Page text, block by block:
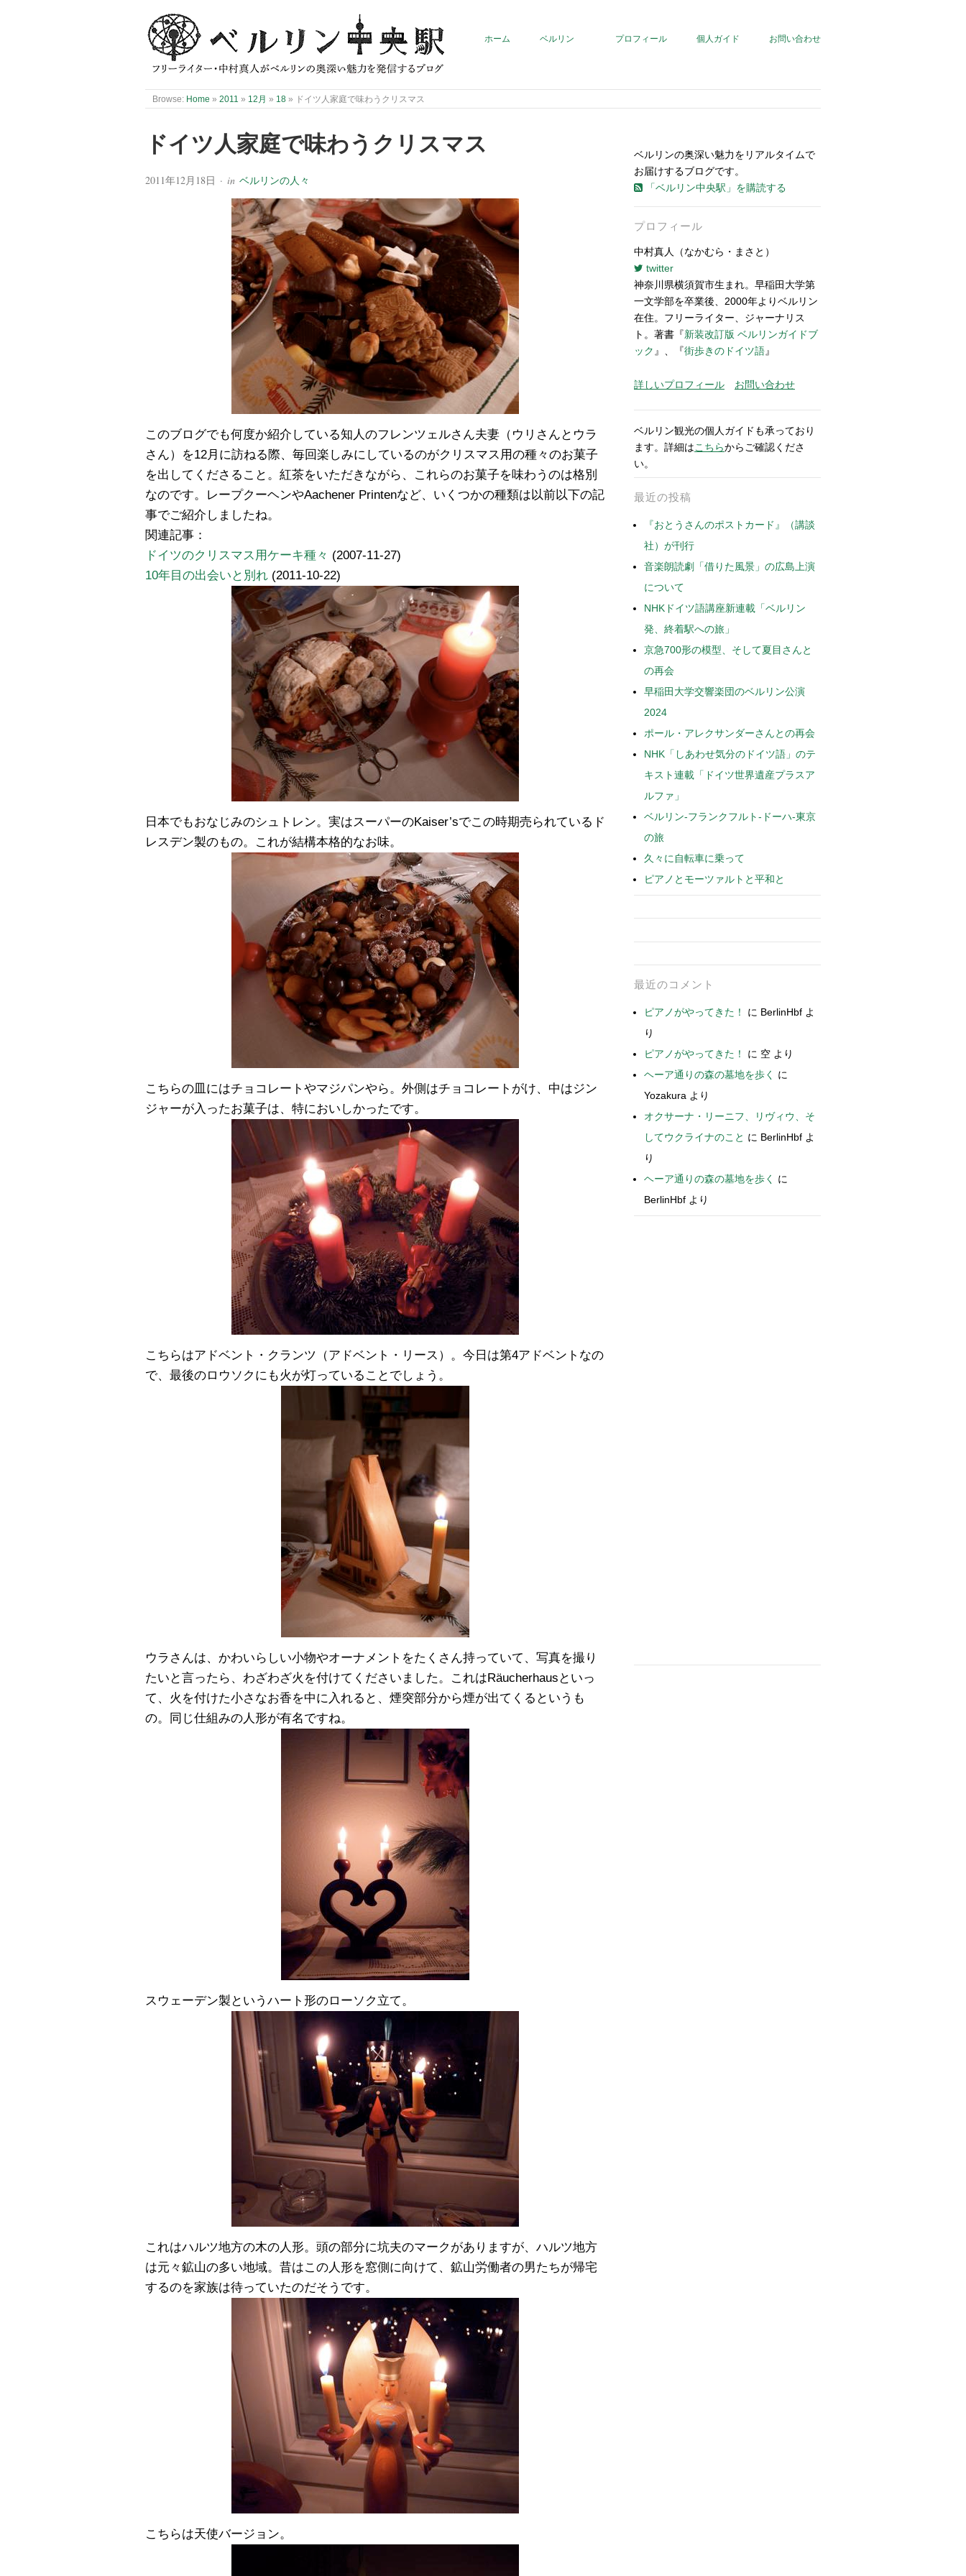
ホーム ベルリン プロフィール 個人ガイド お問い合わせ
Browse: Home » 2011 » 12月 » 18 » ドイツ人家庭で味わうクリスマス
ドイツ人家庭で味わうクリスマス
2011年12月18日 · in ベルリンの人々
このブログでも何度か紹介している知人のフレンツェルさん夫妻（ウリさんとウラ
さん）を12月に訪ねる際、毎回楽しみにしているのがクリスマス用の種々のお菓子
を出してくださること。紅茶をいただきながら、これらのお菓子を味わうのは格別
なのです。レープクーヘンやAachener Printenなど、いくつかの種類は以前以下の記
事でご紹介しましたね。
関連記事：
ドイツのクリスマス用ケーキ種々 (2007-11-27)
10年目の出会いと別れ (2011-10-22)
日本でもおなじみのシュトレン。実はスーパーのKaiser’sでこの時期売られているド
レスデン製のもの。これが結構本格的なお味。
こちらの皿にはチョコレートやマジパンやら。外側はチョコレートがけ、中はジン
ジャーが入ったお菓子は、特においしかったです。
こちらはアドベント・クランツ（アドベント・リース）。今日は第4アドベントなの
で、最後のロウソクにも火が灯っていることでしょう。
ウラさんは、かわいらしい小物やオーナメントをたくさん持っていて、写真を撮り
たいと言ったら、わざわざ火を付けてくださいました。これはRäucherhausといっ
て、火を付けた小さなお香を中に入れると、煙突部分から煙が出てくるというも
の。同じ仕組みの人形が有名ですね。
スウェーデン製というハート形のローソク立て。
これはハルツ地方の木の人形。頭の部分に坑夫のマークがありますが、ハルツ地方
は元々鉱山の多い地域。昔はこの人形を窓側に向けて、鉱山労働者の男たちが帰宅
するのを家族は待っていたのだそうです。
こちらは天使バージョン。
ベルリンの奥深い魅力をリアルタイムで
お届けするブログです。
「ベルリン中央駅」を購読する
プロフィール
中村真人（なかむら・まさと）
twitter
神奈川県横須賀市生まれ。早稲田大学第
一文学部を卒業後、2000年よりベルリン
在住。フリーライター、ジャーナリス
ト。著書『新装改訂版 ベルリンガイドブ
ック 』、『街歩きのドイツ語』
詳しいプロフィール お問い合わせ
ベルリン観光の個人ガイドも承っており
ます。詳細はこちらからご確認くださ
い。
最近の投稿
『おとうさんのポストカード』（講談
社）が刊行
音楽朗読劇「借りた風景」の広島上演
について
NHKドイツ語講座新連載「ベルリン
発、終着駅への旅」
京急700形の模型、そして夏目さんと
の再会
早稲田大学交響楽団のベルリン公演
2024
ポール・アレクサンダーさんとの再会
NHK「しあわせ気分のドイツ語」のテ
キスト連載「ドイツ世界遺産プラスア
ルファ」
ベルリン-フランクフルト-ドーハ-東京
の旅
久々に自転車に乗って
ピアノとモーツァルトと平和と
最近のコメント
ピアノがやってきた！ に BerlinHbf よ
り
ピアノがやってきた！
に 空 より
ヘーア通りの森の墓地を歩く
に
Yozakura より
オクサーナ・リーニフ、リヴィウ、そ
してウクライナのこと に BerlinHbf よ
り
ヘーア通りの森の墓地を歩く
に
BerlinHbf より